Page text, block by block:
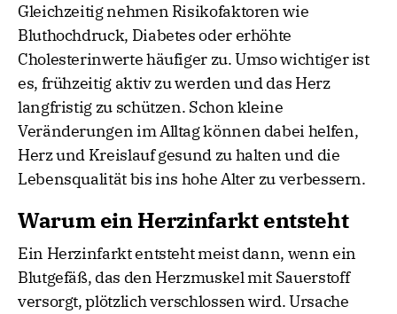
Gleichzeitig nehmen Risikofaktoren wie
Bluthochdruck, Diabetes oder erhöhte
Cholesterinwerte häufiger zu. Umso wichtiger ist
es, frühzeitig aktiv zu werden und das Herz
langfristig zu schützen. Schon kleine
Veränderungen im Alltag können dabei helfen,
Herz und Kreislauf gesund zu halten und die
Lebensqualität bis ins hohe Alter zu verbessern.
Warum ein Herzinfarkt entsteht
Ein Herzinfarkt entsteht meist dann, wenn ein
Blutgefäß, das den Herzmuskel mit Sauerstoff
versorgt, plötzlich verschlossen wird. Ursache